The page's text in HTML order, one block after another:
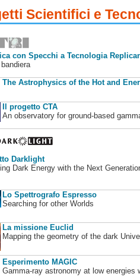
Scientifici e
con Specchi a Tecnologia
The Astrophysics of the Hot and
Il progetto CTA
An observatory for ground-based
Darklight
Dark Energy with the Next
Lo Spettrografo Espresso
Searching for other Worlds
La missione Euclid
Mapping the geometry of the dark
Esperimento MAGIC
Gamma-ray astronomy at low energies